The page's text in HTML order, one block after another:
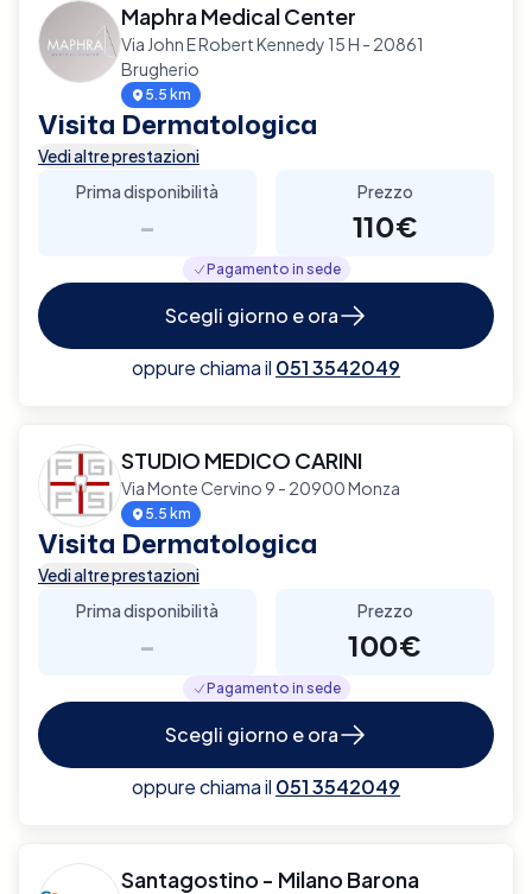
Maphra Medical Center
Via John E Robert Kennedy 15 H - 20861
Brugherio
5.5 km
Visita Dermatologica
Vedi altre prestazioni
Prima disponibilità
-
Prezzo
110€
Pagamento in sede
Scegli giorno e ora
oppure chiama il 051 3542049
STUDIO MEDICO CARINI
Via Monte Cervino 9 - 20900 Monza
5.5 km
Visita Dermatologica
Vedi altre prestazioni
Prima disponibilità
-
Prezzo
100€
Pagamento in sede
Scegli giorno e ora
oppure chiama il 051 3542049
Santagostino - Milano Barona